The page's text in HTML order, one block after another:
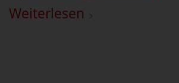
Weiterlesen